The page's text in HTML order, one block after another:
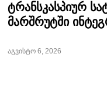
ტრანსკასპიურ
მარშრუტში
აგვისტო 6, 2026